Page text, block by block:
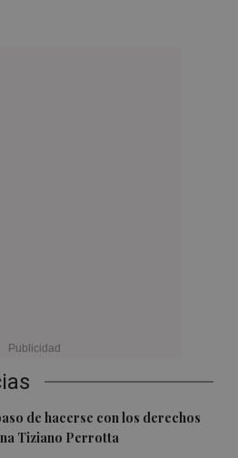
de hacerse con los derechos
Tiziano Perrotta